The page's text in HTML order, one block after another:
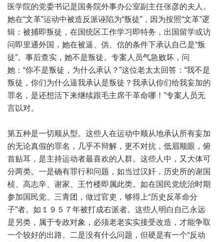
医学院的党委书记是国务院外事办公室副主任张彦的夫人。
她在“文革”运动中被造反派诬陷为“叛徒”，因为按照“文革”逻
辑：被捕即叛徒，在国统区工作学习即特务，出国留学或访
问即里通外国，她在被逼、供、信的条件下承认自己是“叛
徒”。事后查实，她不是叛徒。专案人员气急败坏，问
她：“你不是叛徒，为什么承认？”这位老太太回答：“我不是
叛徒，你们为什么逼我承认是叛徒？我承认你们给我妄加的
罪名，是还想活下来继续跟毛主席干革命哪！”专案人员无
言以对。
第五种是一切顺从型。这些人在运动中顺从地承认所有妄加
的无论真假的罪名，几乎不辩解，更不对抗，低眉顺眼，俯
首贴耳，是主持运动者最喜欢的人群。这些人中，又大体可
分两类。一是确有罪行和问题，如当过汉奸，历史所的谢国
桢、高志辛、谢家、王竹楼即属此类。如在国民党统治时期
参加国民党、三青团，做过官吏，够得上“历史反革命分
子”者。如１９５７年被打成右派者。这些人明白自己永远
是另类，属于专政对象，必须老老实实接受改造，才能争取
一个较好的出路。二是没有什么问题，但硬是有一个“反动